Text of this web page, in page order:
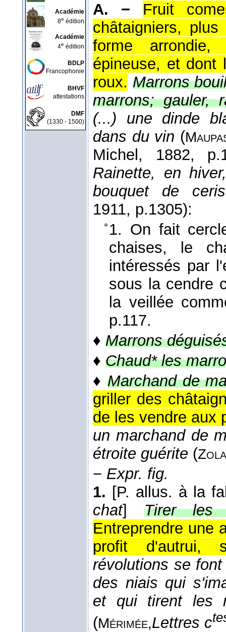
Académie
8e édition
Académie
4e édition
BDLP
Francophonie
BHVF
attestations
DMF
(1330 - 1500)
A. −
Fruit
châtaigniers,
forme
épineuse, et dont
roux. Marrons
marrons; gauler,
(...) une dinde
dans du vin (
Michel , 1882,
Rainette, en
bouquet de
1911, p.1305):
1. On fait
chaises, le
intéressés par
sous la cendre
la veillée
p.117.
♦ Marrons
♦ Chaud* les
♦Marchand de
griller des
de les vendre aux
un marchand de
étroite guérite (
− Expr. fig.
1. [P. allus. à la
chat]
Tirer les
Entreprendre une
profit d'autrui,
révolutions se
des niais qui
et qui tirent les
(Mérimée,Lettres c